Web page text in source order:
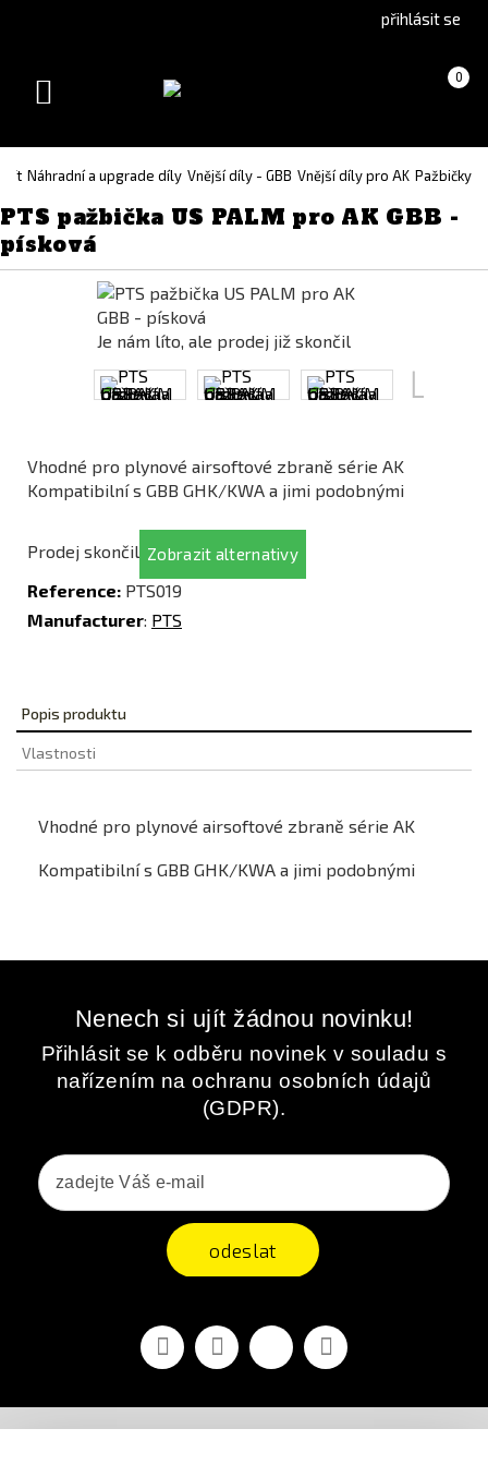
version(Slovak)
přihlásit se
Košík 0
(prázdný)
Toggle
Náhradní a upgrade díly Vnější díly - GBB Vnější díly pro AK Pažbičky
PTS pažbička US PALM pro AK GBB -
písková
Je nám líto, ale prodej již skončil
Vhodné pro plynové airsoftové zbraně série AK
Kompatibilní s GBB GHK/KWA a jimi podobnými
Prodej skončil Zobrazit alternativy
Reference: PTS019
Manufacturer: PTS
Popis produktu
Vlastnosti
Vhodné pro plynové airsoftové zbraně série AK
Kompatibilní s GBB GHK/KWA a jimi podobnými
Nenech si ujít žádnou novinku!
Přihlásit se k odběru novinek v souladu s
nařízením na ochranu osobních údajů
(GDPR).
odeslat
FacebookYouTubeVimeo Instagram